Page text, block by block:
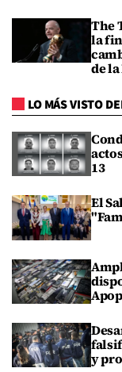
The
la
de la
LO MÁS VISTO
13
El
y